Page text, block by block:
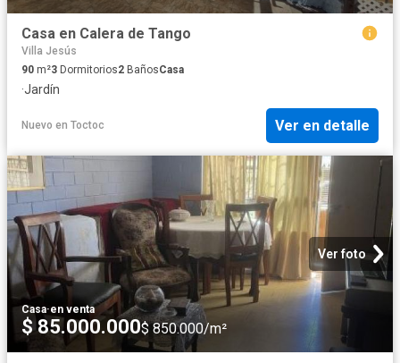
Casa en Calera de Tango
Villa Jesús
90 m²3 Dormitorios2 BañosCasa
·Jardín
Nuevo en Toctoc Ver en detalle
Ver foto
Casa·en venta
$ 85.000.000$ 850.000/m²